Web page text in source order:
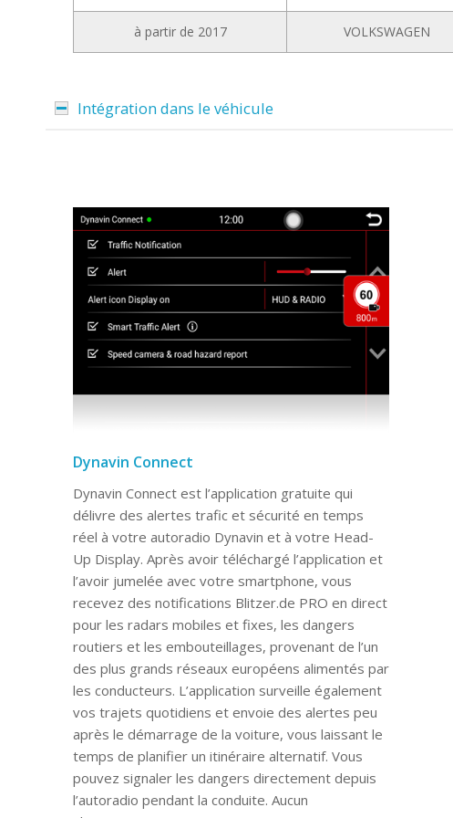
à partir de 2017 VOLKSWAGEN
Intégration dans le véhicule
Dynavin Connect
Dynavin Connect est l’application gratuite qui
délivre des alertes trafic et sécurité en temps
réel à votre autoradio Dynavin et à votre Head-
Up Display. Après avoir téléchargé l’application et
l’avoir jumelée avec votre smartphone, vous
recevez des notifications Blitzer.de PRO en direct
pour les radars mobiles et fixes, les dangers
routiers et les embouteillages, provenant de l’un
des plus grands réseaux européens alimentés par
les conducteurs. L’application surveille également
vos trajets quotidiens et envoie des alertes peu
après le démarrage de la voiture, vous laissant le
temps de planifier un itinéraire alternatif. Vous
pouvez signaler les dangers directement depuis
l’autoradio pendant la conduite. Aucun